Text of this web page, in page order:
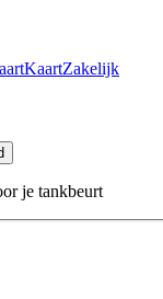
KaartZakelijk
je tankbeurt